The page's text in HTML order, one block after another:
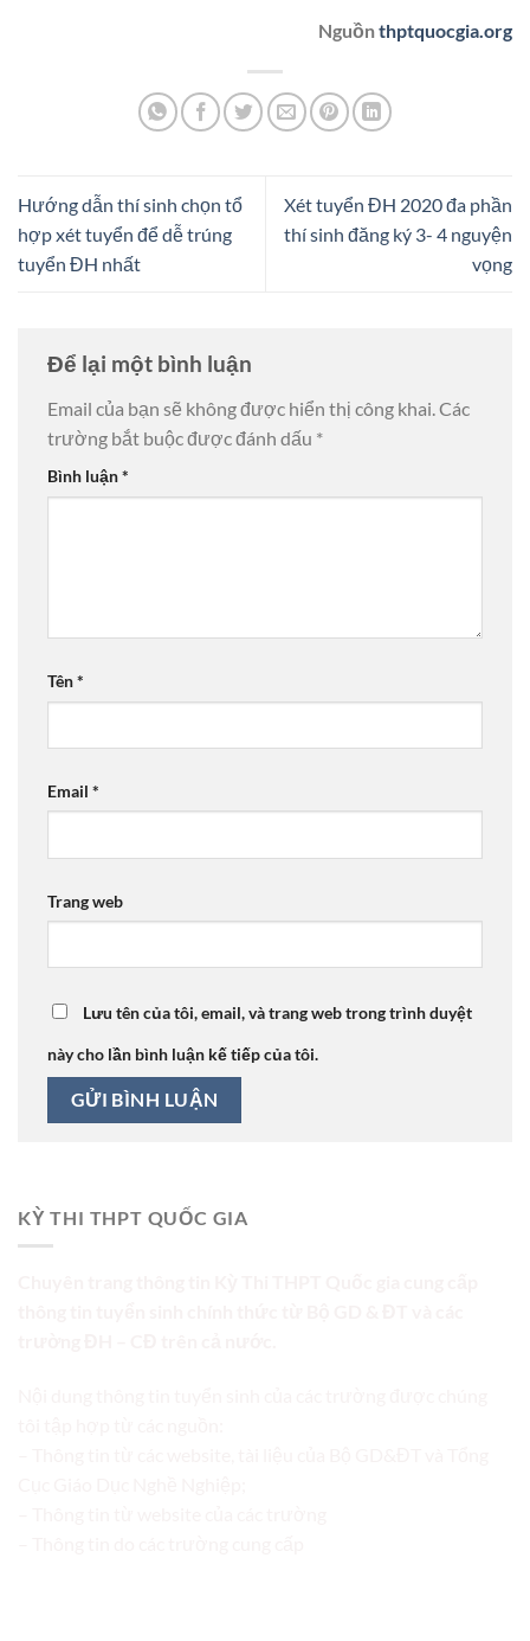
Nguồnthptquocgia.org
Hướng dẫn thí sinh chọn tổ
hợp xét tuyển để dễ trúng
tuyển ĐH nhất
Xét tuyển ĐH 2020 đa phần
thí sinh đăng ký 3- 4 nguyện
vọng
Để lại một bình luận
Email của bạn sẽ không được hiển thị công khai.Các
trường bắt buộc được đánh dấu *
Bình luận*
Tên*
Email *
Trang web
Lưu tên của tôi, email, và trang web trong trình duyệt
này cho lần bình luận kế tiếp của tôi.
KỲ THI THPT QUỐC GIA